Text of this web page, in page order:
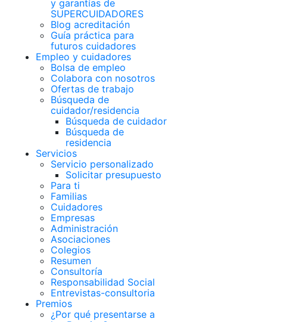
y garantías de
SUPERCUIDADORES
Blog acreditación
Guía práctica para
futuros cuidadores
Empleo y cuidadores
Bolsa de empleo
Colabora con nosotros
Ofertas de trabajo
Búsqueda de
cuidador/residencia
Búsqueda de cuidador
Búsqueda de
residencia
Servicios
Servicio personalizado
Solicitar presupuesto
Para ti
Familias
Cuidadores
Empresas
Administración
Asociaciones
Colegios
Resumen
Consultoría
Responsabilidad Social
Entrevistas-consultoria
Premios
¿Por qué presentarse a